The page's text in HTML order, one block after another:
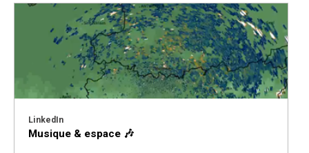
LinkedIn
Musique & espace 🎶